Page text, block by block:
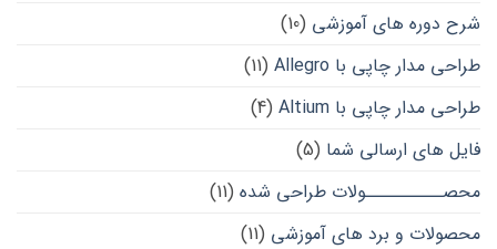
شرح دوره های آموزشی (10)
طراحی مدار چاپی با Allegro
(11)
طراحی مدار چاپی با Altium
(4)
فایل های ارسالی شما (5)
محصــــــــــولات طراحی شده (11)
محصولات و برد های آموزشی (11)